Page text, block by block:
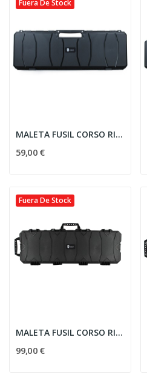
Fuera De Stock
MALETA FUSIL CORSO RIGIDA CORSAIR MK1 100CM NEGRA
59,00 €
Fuera De Stock
MALETA FUSIL CORSO RIGIDA C/RUEDAS CORSAIR MK2...
99,00 €